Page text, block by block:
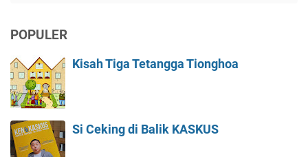
POPULER
Kisah Tiga Tetangga Tionghoa
Si Ceking di Balik KASKUS